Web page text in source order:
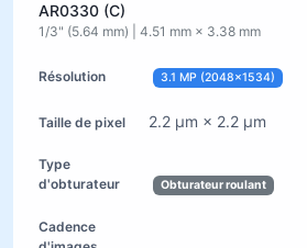
AR0330 (C)
1/3" (5.64 mm) | 4.51 mm × 3.38 mm
3.1 MP (2048×1534)
2.2 µm × 2.2 µm
Obturateur roulant